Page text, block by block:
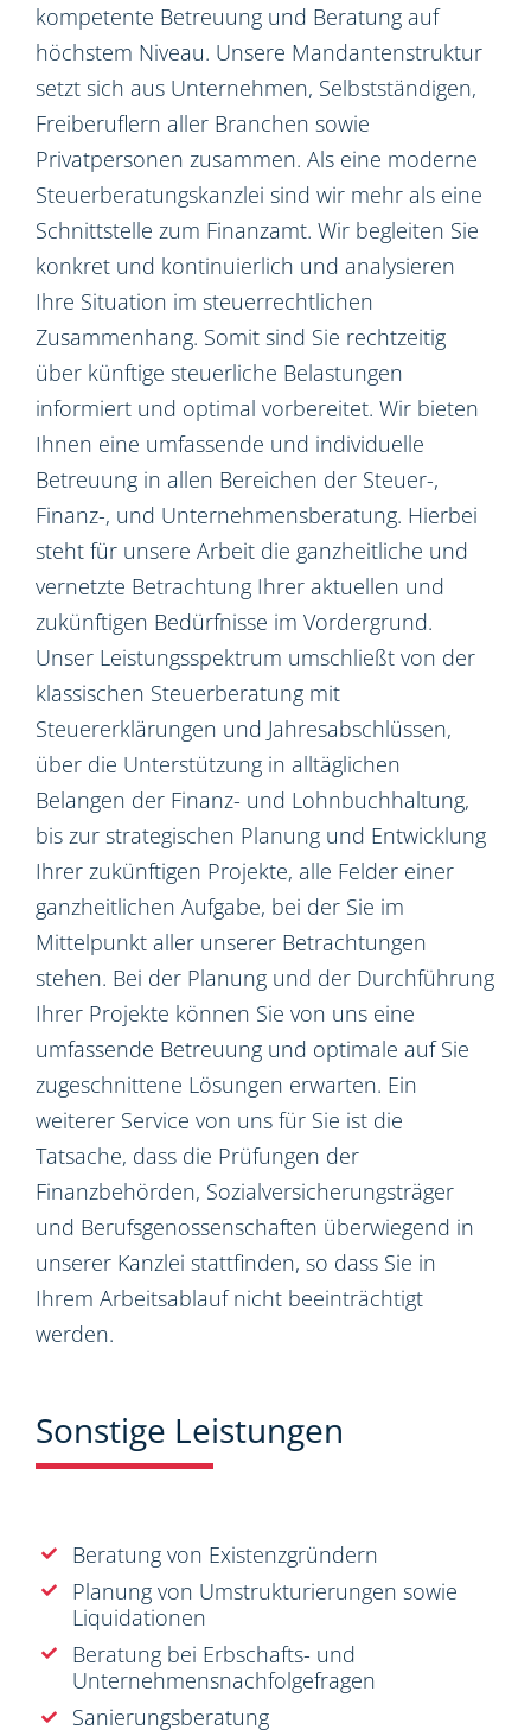
kompetente Betreuung und Beratung auf
höchstem Niveau. Unsere Mandantenstruktur
setzt sich aus Unternehmen, Selbstständigen,
Freiberuflern aller Branchen sowie
Privatpersonen zusammen. Als eine moderne
Steuerberatungskanzlei sind wir mehr als eine
Schnittstelle zum Finanzamt. Wir begleiten Sie
konkret und kontinuierlich und analysieren
Ihre Situation im steuerrechtlichen
Zusammenhang. Somit sind Sie rechtzeitig
über künftige steuerliche Belastungen
informiert und optimal vorbereitet. Wir bieten
Ihnen eine umfassende und individuelle
Betreuung in allen Bereichen der Steuer-,
Finanz-, und Unternehmensberatung. Hierbei
steht für unsere Arbeit die ganzheitliche und
vernetzte Betrachtung Ihrer aktuellen und
zukünftigen Bedürfnisse im Vordergrund.
Unser Leistungsspektrum umschließt von der
klassischen Steuerberatung mit
Steuererklärungen und Jahresabschlüssen,
über die Unterstützung in alltäglichen
Belangen der Finanz- und Lohnbuchhaltung,
bis zur strategischen Planung und Entwicklung
Ihrer zukünftigen Projekte, alle Felder einer
ganzheitlichen Aufgabe, bei der Sie im
Mittelpunkt aller unserer Betrachtungen
stehen. Bei der Planung und der Durchführung
Ihrer Projekte können Sie von uns eine
umfassende Betreuung und optimale auf Sie
zugeschnittene Lösungen erwarten. Ein
weiterer Service von uns für Sie ist die
Tatsache, dass die Prüfungen der
Finanzbehörden, Sozialversicherungsträger
und Berufsgenossenschaften überwiegend in
unserer Kanzlei stattfinden, so dass Sie in
Ihrem Arbeitsablauf nicht beeinträchtigt
werden.
Sonstige Leistungen
Beratung von Existenzgründern
Planung von Umstrukturierungen sowie
Liquidationen
Beratung bei Erbschafts- und
Unternehmensnachfolgefragen
Sanierungsberatung